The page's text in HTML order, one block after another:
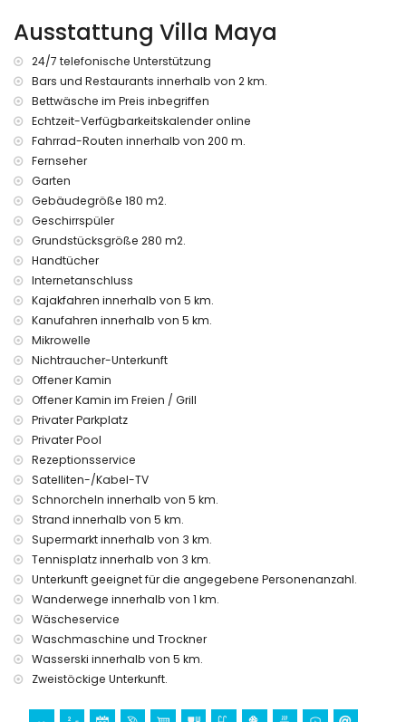
Nebenraum mit Waschmaschine und Wäschetrockner
Aussenbereich und Grundstück Villa Maya
privater Pool und Aussendusche mit Meerblick
grosse gemauerte Grillstation und extra Kühlschrank
Orientalische Chill-out Lounge mit Meerblick
verschiedene Bereiche mit Sonnenliegen und
Sitzmöglichkeiten
schöne mediterrane Bepflanzung mit Zitrusbäumen und
anderen typischen Pflanzen
überdachte Terrasse mit grossem Essplatz für 10 Personen
total umzäuntes Grundstück am Hang
privater Parkplatz auf dem Grundstück (steile Auffahrt !) mit
Treppenaufgang zum Pool und Wohnbereich
Ausstattungsmerkmale
Wifi und Internetanschluss über Fiberglas
Smart-TV
Bügeleisen und Bügelbrett
Deckenventilatoren
Waschmaschine und Wäschetrockner
Meerblick und Blick auf den Berg Montgo
Bettwäsche und Handtücher inklusive
wöchentlicher Wäschewechsel bei Aufenthalt über 7 Nächte
inklusive
Kinderbett und Hochstuhl auf Anfrage
Mehr Information
nächster Ort Denia (innerhalb von 3 Kilometern der Villa)
nächste(s) Ufer oder Küste innerhalb von 5 Kilometern der
nächster Strand La Marineta Cassiana (innerhalb von 5
Kilometern der Villa)
nächster Hafen Denia (innerhalb von 5 Kilometern der Villa)
nächster Flughafen Alicante (innerhalb von 100 Kilometern
der Villa)
zweitnächster Flughafen Valencia (innerhalb von 100
öffentliche Verkehrsmittel Bus innerhalb von 3 Kilometern
Ausstattung Villa Maya
24/7 telefonische Unterstützung
Bars und Restaurants innerhalb von 2 km.
Bettwäsche im Preis inbegriffen
Echtzeit-Verfügbarkeitskalender online
Fahrrad-Routen innerhalb von 200 m.
Fernseher
Garten
Gebäudegröße 180 m2.
Geschirrspüler
Grundstücksgröße 280 m2.
Handtücher
Internetanschluss
Kajakfahren innerhalb von 5 km.
Kanufahren innerhalb von 5 km.
Mikrowelle
Nichtraucher-Unterkunft
Offener Kamin
Offener Kamin im Freien / Grill
Privater Parkplatz
Privater Pool
Rezeptionsservice
Satelliten-/Kabel-TV
Schnorcheln innerhalb von 5 km.
Strand innerhalb von 5 km.
Supermarkt innerhalb von 3 km.
Tennisplatz innerhalb von 3 km.
Unterkunft geeignet für die angegebene Personenanzahl.
Wanderwege innerhalb von 1 km.
Wäscheservice
Waschmaschine und Trockner
Wasserski innerhalb von 5 km.
Zweistöckige Unterkunft.